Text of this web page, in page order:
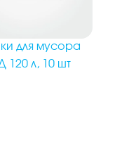
для мусора
120 л, 10 шт